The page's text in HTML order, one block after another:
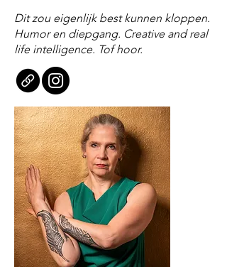
Dit zou eigenlijk best kunnen kloppen.
Humor en diepgang. Creative and real
life intelligence. Tof hoor.